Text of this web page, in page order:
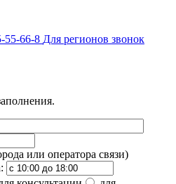
55-66-8 Для регионов звонок
или оператора связи)